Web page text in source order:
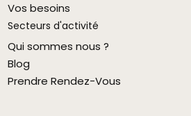
Vos besoins
Secteurs d'activité
Qui sommes nous ?
Blog
Prendre Rendez-Vous